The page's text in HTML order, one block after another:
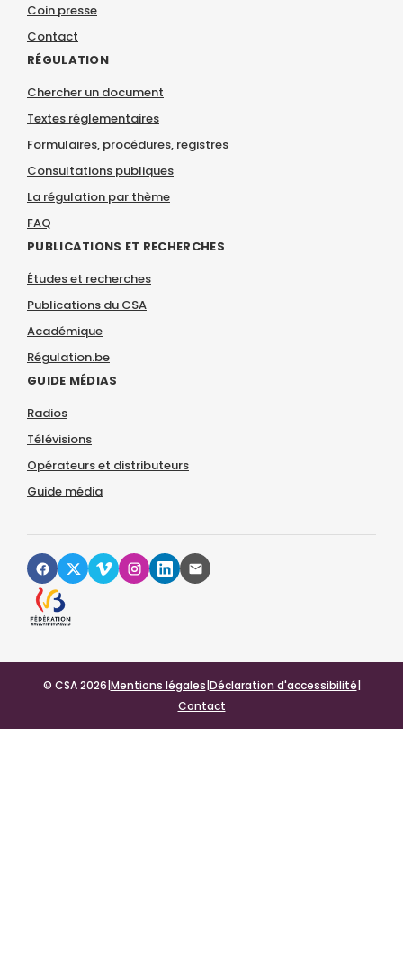
Coin presse
Contact
RÉGULATION
Chercher un document
Textes réglementaires
Formulaires, procédures, registres
Consultations publiques
La régulation par thème
FAQ
PUBLICATIONS ET RECHERCHES
Études et recherches
Publications du CSA
Académique
Régulation.be
GUIDE MÉDIAS
Radios
Télévisions
Opérateurs et distributeurs
Guide média
© CSA 2026|Mentions légales|Déclaration d'accessibilité|
Contact